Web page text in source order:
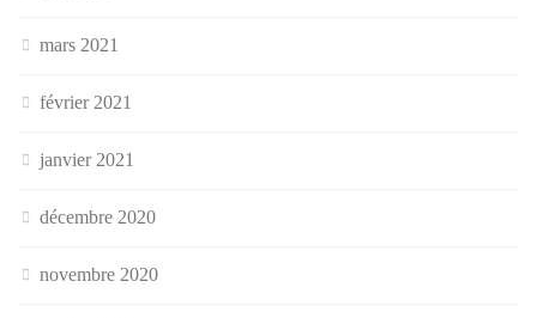
mars 2021
février 2021
janvier 2021
décembre 2020
novembre 2020